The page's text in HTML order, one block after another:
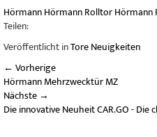
HörmannHörmann RolltorHörmann
Teilen:
Veröffentlicht inTore Neuigkeiten
← Vorherige
Hörmann Mehrzwecktür MZ
Nächste →
Die innovative Neuheit CAR.GO -